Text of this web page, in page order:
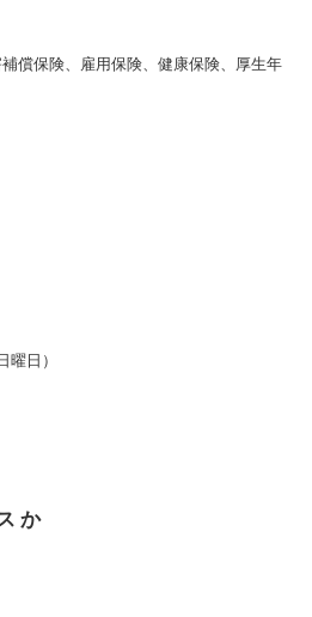
償保険、雇用保険、健康保険、厚生年
曜日）
か